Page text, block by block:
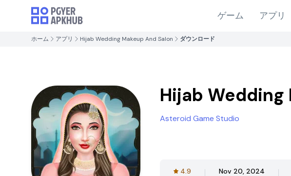
ゲーム アプリ
ホーム アプリ Hijab Wedding Makeup And Salon ダウンロード
Hijab Wedding
Asteroid Game Studio
4.9 Nov 20, 2024